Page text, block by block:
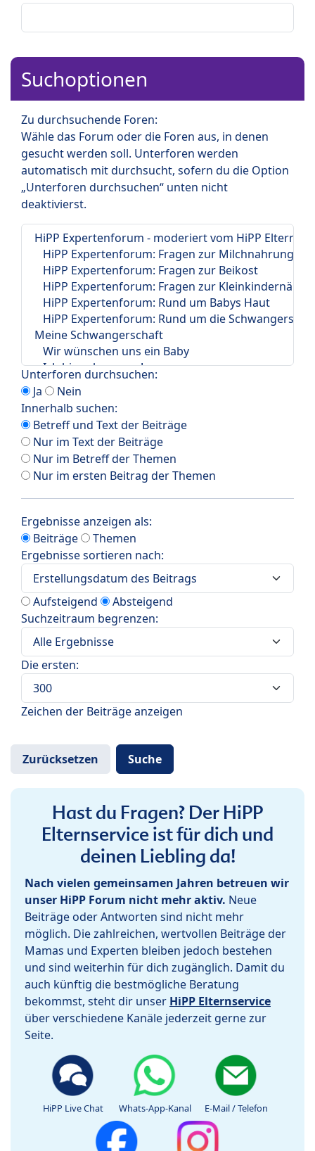
Suchoptionen
Zu durchsuchende Foren:
Wähle das Forum oder die Foren aus, in denen
gesucht werden soll. Unterforen werden
automatisch mit durchsucht, sofern du die Option
„Unterforen durchsuchen“ unten nicht
deaktivierst.
Unterforen durchsuchen:
Ja
Nein
Innerhalb suchen:
Betreff und Text der Beiträge
Nur im Text der Beiträge
Nur im Betreff der Themen
Nur im ersten Beitrag der Themen
Ergebnisse anzeigen als:
Beiträge
Themen
Ergebnisse sortieren nach:
Aufsteigend
Absteigend
Suchzeitraum begrenzen:
Die ersten:
Zeichen der Beiträge anzeigen
Hast du Fragen? Der HiPP
Elternservice ist für dich und
deinen Liebling da!
Nach vielen gemeinsamen Jahren betreuen wir
unser HiPP Forum nicht mehr aktiv. Neue
Beiträge oder Antworten sind nicht mehr
möglich. Die zahlreichen, wertvollen Beiträge der
Mamas und Experten bleiben jedoch bestehen
und sind weiterhin für dich zugänglich. Damit du
auch künftig die bestmögliche Beratung
bekommst, steht dir unser HiPP Elternservice
über verschiedene Kanäle jederzeit gerne zur
Seite.
HiPP Live Chat Whats-App-Kanal E-Mail / Telefon